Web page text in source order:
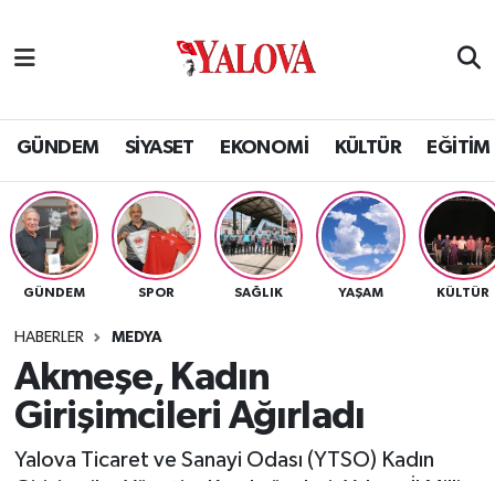
GÜNDEM SİYASET EKONOMİ KÜLTÜR EĞİTİM
GÜNDEM SPOR SAĞLIK YAŞAM KÜLTÜR
HABERLER MEDYA
Akmeşe, Kadın
Girişimcileri Ağırladı
Yalova Ticaret ve Sanayi Odası (YTSO) Kadın
SİYASET
EKONOMİ
KÜLTÜR
BİLİM VE TEKNOLOJİ
ASAYİŞ
SAĞLIK
Yalova Nöbetçi Eczaneler
Yalova Hava Durumu
Yalova Namaz Vakitleri
Yalova Trafik Yoğunluk Haritası
Tüm Manşetler
Son Dakika Haberleri
Haber Arşivi